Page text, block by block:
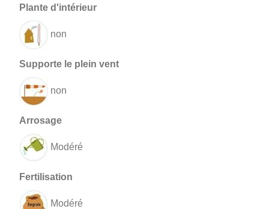
non
non
Modéré
Modéré